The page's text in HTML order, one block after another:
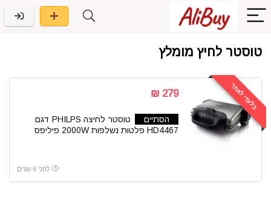
טוסטר לחיץ מומלץ
בלעדי לאתר 279 ₪
הסתיים
טוסטר לחיצה PHILPS דגם
HD4467 פלטות נשלפות 2000W פיליפס
לפני 6 שנים